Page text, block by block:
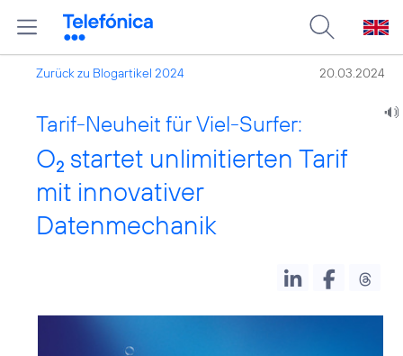
Zurück zu Blogartikel 2024 20.03.2024
Tarif-Neuheit für Viel-Surfer:
O2 startet unlimitierten Tarif
mit innovativer
Datenmechanik